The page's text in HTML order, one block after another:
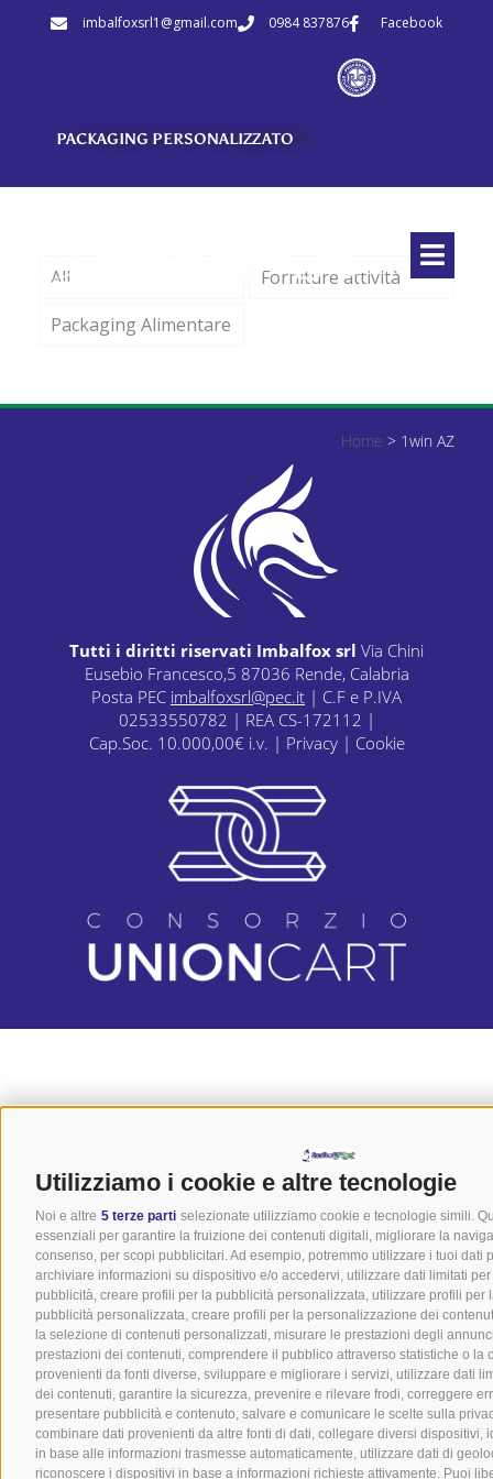
Utilizziamo i cookie e altre tecnologie
Noi e altre 5 terze parti selezionate utilizziamo cookie e tecnologie simili.
essenziali per garantire la fruizione dei contenuti digitali, migliorare la
consenso, per scopi pubblicitari. Ad esempio, potremmo utilizzare i tuoi dati
archiviare informazioni su dispositivo e/o accedervi, utilizzare dati limitati
pubblicità, creare profili per la pubblicità personalizzata, utilizzare profili per
pubblicità personalizzata, creare profili per la personalizzazione dei
la selezione di contenuti personalizzati, misurare le prestazioni degli
prestazioni dei contenuti, comprendere il pubblico attraverso statistiche o la
provenienti da fonti diverse, sviluppare e migliorare i servizi, utilizzare dati
dei contenuti, garantire la sicurezza, prevenire e rilevare frodi, correggere
presentare pubblicità e contenuto, salvare e comunicare le scelte sulla
combinare dati provenienti da altre fonti di dati, collegare diversi dispositivi,
in base alle informazioni trasmesse automaticamente, utilizzare dati di
riconoscere i dispositivi in base a informazioni richieste attivamente. Puoi
imbalfoxsrl1@gmail.com 0984 837876 Facebook
PACKAGING PERSONALIZZATO
Home > 1win AZ
All
Forniture attività
Packaging Alimentare
Tutti i diritti riservati Imbalfox srl Via Chini
Eusebio Francesco,5 87036 Rende, Calabria
Posta PEC imbalfoxsrl@pec.it | C.F e P.IVA
02533550782 | REA CS-172112 |
Cap.Soc. 10.000,00€ i.v. | Privacy| Cookie